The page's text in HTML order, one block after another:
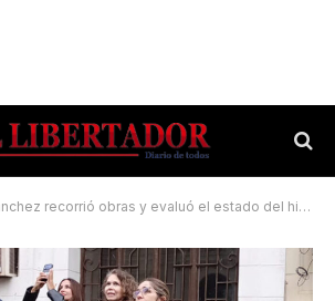
recorrió obras y evaluó el estado del histórico Teatro Solari de Goya